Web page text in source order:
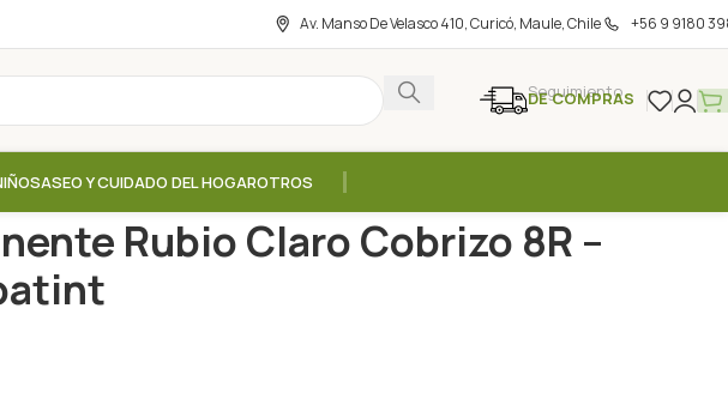
Av. Manso De Velasco 410, Curicó, Maule, Chile +56 9 9180
Seguimiento
DE COMPRAS
ASEO Y CUIDADO DEL HOGAROTROS
Rubio Claro Cobrizo 8R –